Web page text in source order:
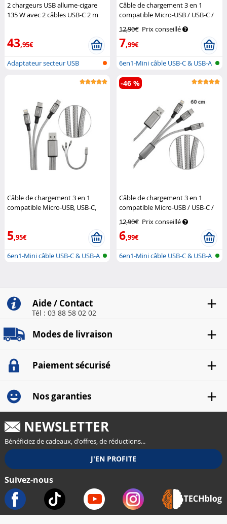
2 chargeurs USB allume-cigare
135 W avec 2 câbles USB-C 2 m
43,95€
Adaptateur secteur USB
Câble de chargement 3 en 1
compatible Micro-USB / USB-C /
Lightning - 120 cmCallstel
12,90€ Prix conseillé
7,99€
6en1-Mini câble USB-C & USB-A
vers...
Câble de chargement 3 en 1
compatible Micro-USB, USB-C,
5,95€
6en1-Mini câble USB-C & USB-A
Câble de chargement 3 en 1
compatible Micro-USB / USB-C /
Callstel
12,90€ Prix conseillé
6,99€
-46 %
6en1-Mini câble USB-C & USB-A
Aide / Contact
Tél : 03 88 58 02 02
Modes de livraison
Paiement sécurisé
Nos garanties
NEWSLETTER
Bénéficiez de cadeaux, d'offres, de réductions...
Suivez-nous